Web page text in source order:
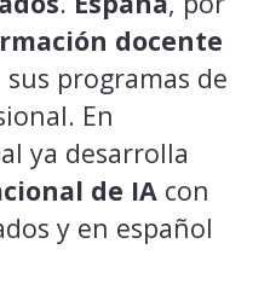
docente
sus programas de
En
ya desarrolla
de IA con
y en español